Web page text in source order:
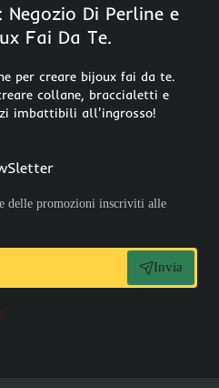
Negozio Di Perline e
Fai Da Te.
per creare bijoux fai da te.
collane, braccialetti e
imbattibili all'ingrosso!
delle promozioni inscriviti alle
Invia